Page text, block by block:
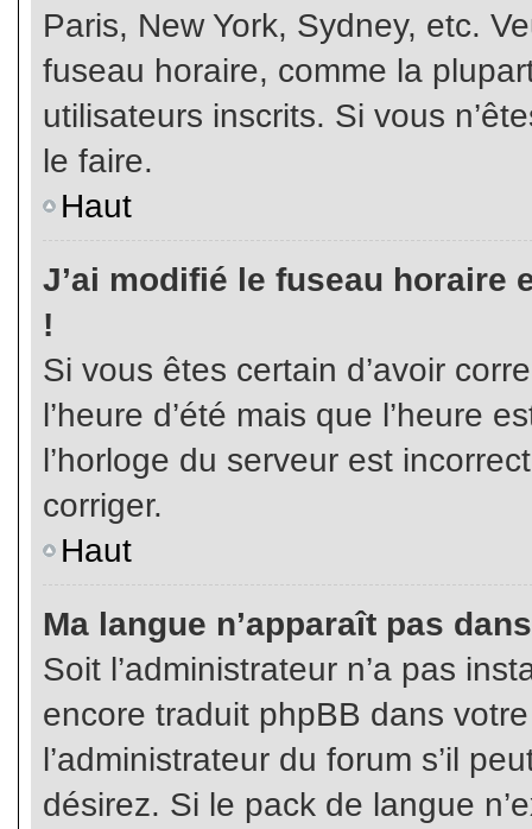
Paris, New York, Sydney, etc.
fuseau horaire, comme la
utilisateurs inscrits. Si vous
le faire.
Haut
J’ai modifié le fuseau horaire
!
Si vous êtes certain d’avoir
l’heure d’été mais que l’heure
l’horloge du serveur est
corriger.
Haut
Ma langue n’apparaît pas
Soit l’administrateur n’a pas
encore traduit phpBB dans
l’administrateur du forum s’il
désirez. Si le pack de langue